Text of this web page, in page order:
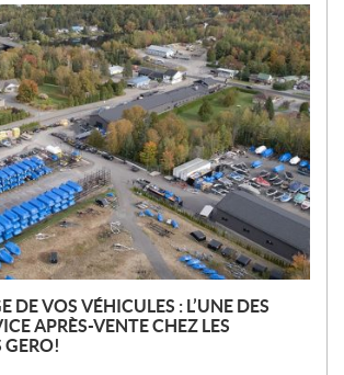
DE VOS VÉHICULES : L’UNE DES
APRÈS-VENTE CHEZ LES
GERO!